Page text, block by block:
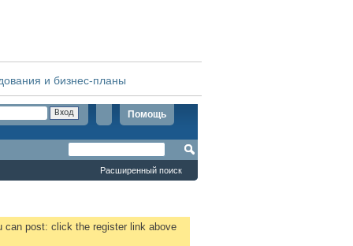
и бизнес-планы
Помощь
Расширенный поиск
can post: click the register link above